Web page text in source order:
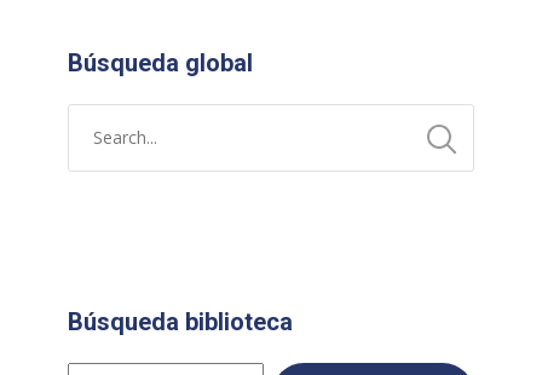
Búsqueda global
Búsqueda biblioteca